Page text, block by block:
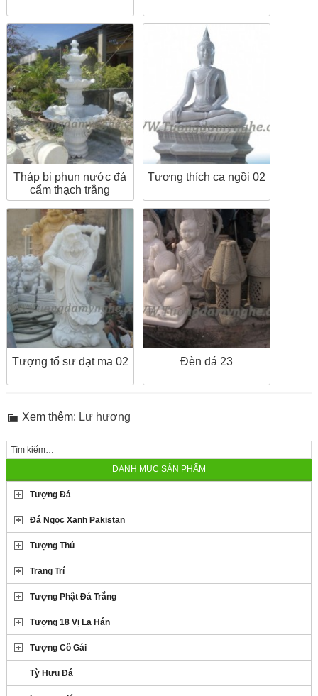
Tháp bi phun nước đá
cẩm thạch trắng
Tượng thích ca ngồi 02
Tượng tổ sư đạt ma 02 Đèn đá 23
Xem thêm: Lư hương
DANH MỤC SẢN PHẨM
Tượng Đá
Đá Ngọc Xanh Pakistan
Tượng Thú
Trang Trí
Tượng Phật Đá Trắng
Tượng 18 Vị La Hán
Tượng Cô Gái
Tỳ Hưu Đá